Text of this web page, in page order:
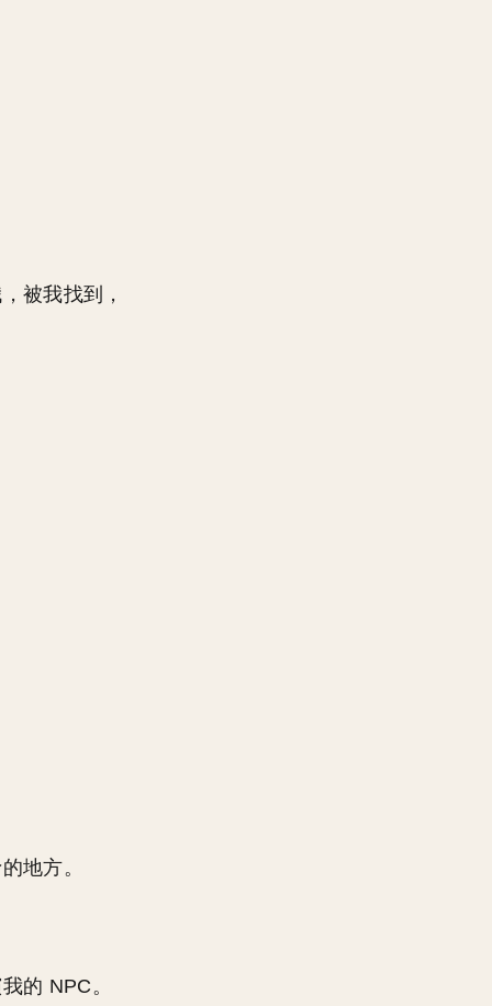
被我找到，
的地方。
的 NPC。